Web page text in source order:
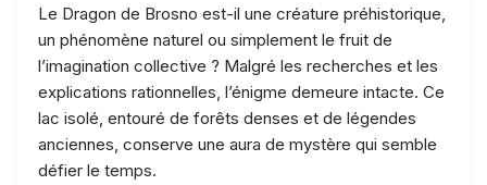
Le Dragon de Brosno est-il une créature préhistorique,
un phénomène naturel ou simplement le fruit de
l’imagination collective ? Malgré les recherches et les
explications rationnelles, l’énigme demeure intacte. Ce
lac isolé, entouré de forêts denses et de légendes
anciennes, conserve une aura de mystère qui semble
défier le temps.